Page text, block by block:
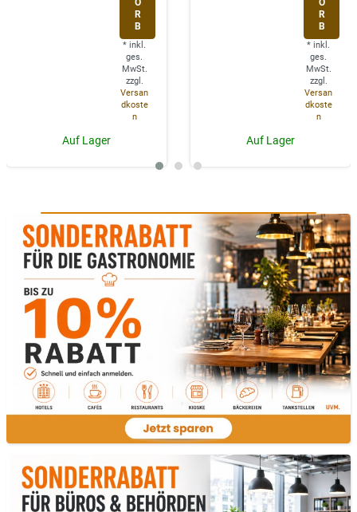
R
B
* inkl.
ges.
MwSt.
zzgl.
Versan
dkoste
n
Auf Lager
R
B
* inkl.
ges.
MwSt.
zzgl.
Versan
dkoste
n
Auf Lager